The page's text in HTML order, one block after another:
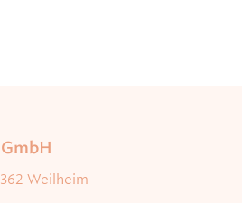
Weilheim